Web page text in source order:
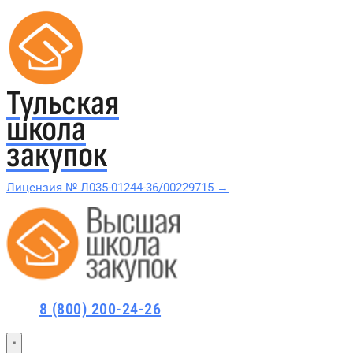
Тульская
школа
закупок
Лицензия № Л035-01244-36/00229715 →
Проверить в реестре Рособрнадзора →
Курсы по 44-ФЗ
8 (800) 200-24-26